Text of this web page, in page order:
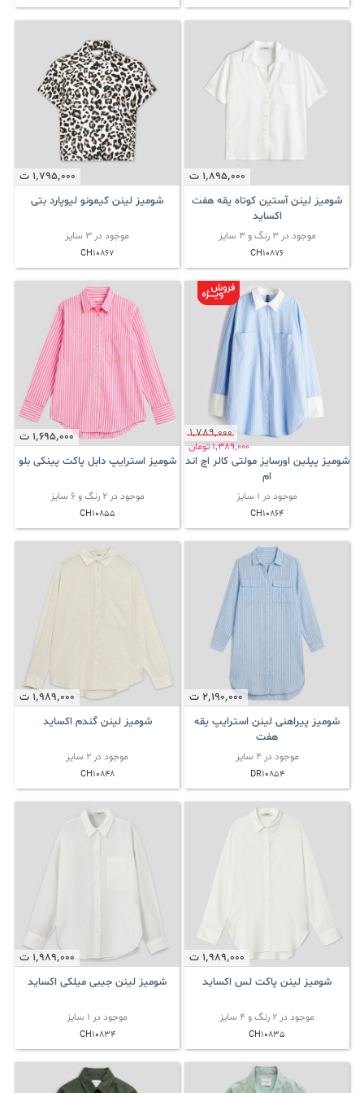
1٬895٬000 ت
شومیز لینن آستین کوتاه یقه هفت
اکساید
موجود در 3 رنگ و 3 سایز
CH10876
1٬795٬000 ت
شومیز لینن کیمونو لیوپارد بتی
موجود در 3 سایز
CH10867
1٬789٬000
1٬389٬000تومان
شومیز پپلین اورسایز مولتی کالر اچ اند
ام
موجود در 1 سایز
CH10864
1٬695٬000 ت
شومیز استرایپ دابل پاکت پینکی بلو
موجود در 2 رنگ و 6 سایز
CH10855
2٬190٬000 ت
شومیز پیراهنی لینن استرایپ یقه
هفت
موجود در 4 سایز
DR10854
1٬989٬000 ت
شومیز لینن گندم اکساید
موجود در 2 سایز
CH10848
1٬989٬000 ت
شومیز لینن پاکت لس اکساید
موجود در 2 رنگ و 4 سایز
CH10835
1٬989٬000 ت
شومیز لینن جیبی میلکی اکساید
موجود در 1 سایز
CH10834